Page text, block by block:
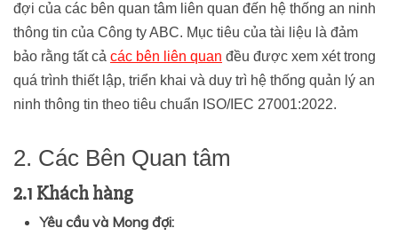
đợi của các bên quan tâm liên quan đến hệ thống an ninh
thông tin của Công ty ABC. Mục tiêu của tài liệu là đảm
bảo rằng tất cả các bên liên quan đều được xem xét trong
quá trình thiết lập, triển khai và duy trì hệ thống quản lý an
ninh thông tin theo tiêu chuẩn ISO/IEC 27001:2022.
2. Các Bên Quan tâm
2.1 Khách hàng
Yêu cầu và Mong đợi: